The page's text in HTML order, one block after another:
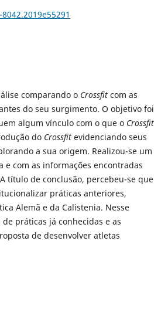
comparando o Crossfit com as
do seu surgimento. O objetivo foi
algum vínculo com o que o Crossfit
do Crossfit evidenciando seus
a sua origem. Realizou-se um
com as informações encontradas
título de conclusão, percebeu-se que
práticas anteriores,
Alemã e da Calistenia. Nesse
práticas já conhecidas e as
de desenvolver atletas